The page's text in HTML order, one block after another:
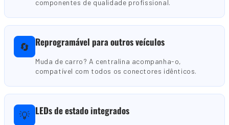
componentes de qualidade profissional.
🔄 Reprogramável para outros veículos
Muda de carro? A centralina acompanha-o,
compatível com todos os conectores idênticos.
💡 LEDs de estado integrados